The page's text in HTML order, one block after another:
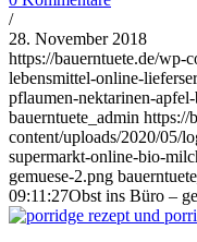
/
28. November 2018
https://bauerntuete.de/wp-
lebensmittel-online-
pflaumen-nektarinen-
bauerntuete_admin https://
content/uploads/2020/05/
supermarkt-online-bio-
gemuese-2.png
09:11:27Obst ins Büro –